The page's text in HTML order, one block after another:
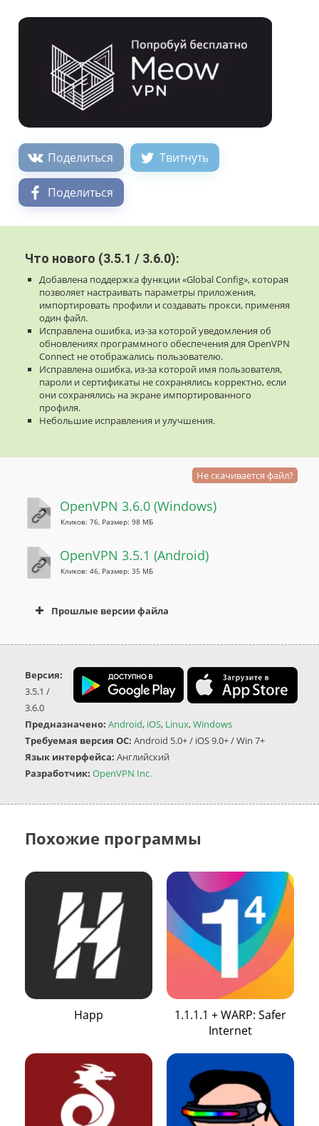
Поделиться Твитнуть
Поделиться
Что нового (3.5.1 / 3.6.0):
Добавлена ​​поддержка функции «Global Config», которая
позволяет настраивать параметры приложения,
импортировать профили и создавать прокси, применяя
один файл.
Исправлена ​​ошибка, из-за которой уведомления об
обновлениях программного обеспечения для OpenVPN
Connect не отображались пользователю.
Исправлена ​​ошибка, из-за которой имя пользователя,
пароли и сертификаты не сохранялись корректно, если
они сохранялись на экране импортированного
профиля.
Небольшие исправления и улучшения.
Не скачивается файл?
OpenVPN 3.6.0 (Windows)
Кликов: 76, Размер: 98 МБ
OpenVPN 3.5.1 (Android)
Кликов: 46, Размер: 35 МБ
Прошлые версии файла
(23 Мар 2022)
Версия:
3.5.1 /
3.6.0
Предназначено: Android, iOS, Linux,Windows
Требуемая версия ОС: Android 5.0+ / iOS 9.0+ / Win 7+
Язык интерфейса: Английский
Разработчик: OpenVPN Inc.
Похожие программы
Happ
1.1.1.1 + WARP: Safer
Internet